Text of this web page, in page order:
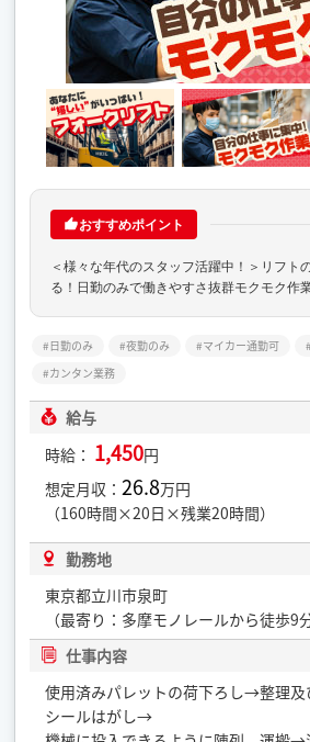
おすすめポイント
＜様々な年代のスタッフ活躍中！＞リフト
る！日勤のみで働きやすさ抜群モクモク作
日勤のみ 夜勤のみ マイカー通勤可
カンタン業務
給与
時給： 1,450円
想定月収：26.8万円
（160時間×20日×残業20時間）
勤務地
東京都立川市泉町
（最寄り：多摩モノレールから徒歩9分
仕事内容
使用済みパレットの荷下ろし→整理
シールはがし→